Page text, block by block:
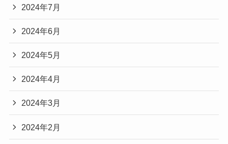
2024年7月
2024年6月
2024年5月
2024年4月
2024年3月
2024年2月